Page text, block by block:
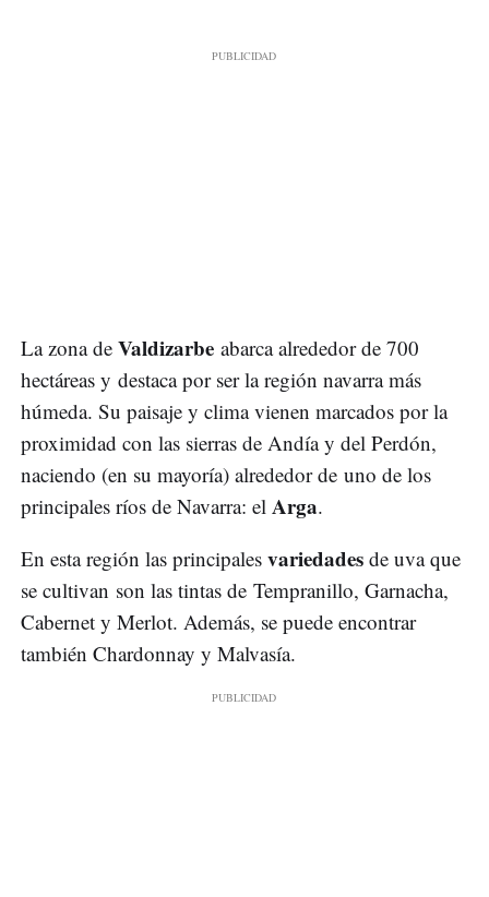
La zona de Valdizarbe abarca alrededor de 700
hectáreas y destaca por ser la región navarra más
húmeda. Su paisaje y clima vienen marcados por la
proximidad con las sierras de Andía y del Perdón,
naciendo (en su mayoría) alrededor de uno de los
principales ríos de Navarra: el Arga.
En esta región las principales variedades de uva que
se cultivan son las tintas de Tempranillo, Garnacha,
Cabernet y Merlot. Además, se puede encontrar
también Chardonnay y Malvasía.